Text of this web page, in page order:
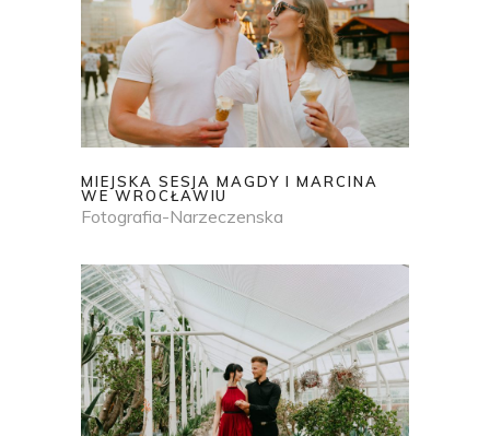
MIEJSKA SESJA MAGDY I MARCINA
WE WROCŁAWIU
Fotografia-Narzeczenska